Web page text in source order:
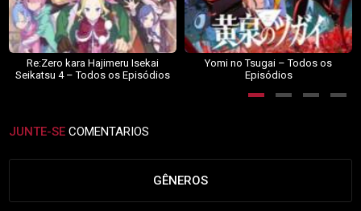
Re:Zero kara Hajimeru Isekai
Seikatsu 4 – Todos os Episódios
Yomi no Tsugai – Todos os
Episódios
JUNTE-SE COMENTARIOS
GÊNEROS